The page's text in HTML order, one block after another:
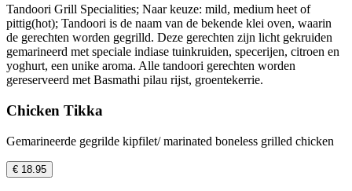
Tandoori Grill Specialities; Naar keuze: mild, medium heet of
pittig(hot); Tandoori is de naam van de bekende klei oven, waarin
de gerechten worden gegrilld. Deze gerechten zijn licht gekruiden
gemarineerd met speciale indiase tuinkruiden, specerijen, citroen en
yoghurt, een unike aroma. Alle tandoori gerechten worden
gereserveerd met Basmathi pilau rijst, groentekerrie.
Chicken Tikka
Gemarineerde gegrilde kipfilet/ marinated boneless grilled chicken
€ 18.95